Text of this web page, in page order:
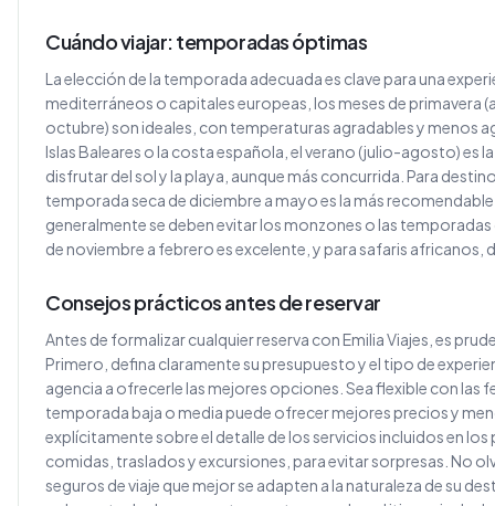
Cuándo viajar: temporadas óptimas
La elección de la temporada adecuada es clave para una
mediterráneos o capitales europeas, los meses de
octubre) son ideales, con temperaturas agradables y menos
Islas Baleares o la costa española, el verano (julio-agosto) es
disfrutar del sol y la playa, aunque más concurrida. Para
temporada seca de diciembre a mayo es la más
generalmente se deben evitar los monzones o las
de noviembre a febrero es excelente, y para safaris africanos,
Consejos prácticos antes de reservar
Antes de formalizar cualquier reserva con Emilia Viajes, es
Primero, defina claramente su presupuesto y el tipo de
agencia a ofrecerle las mejores opciones. Sea flexible con las
temporada baja o media puede ofrecer mejores precios y
explícitamente sobre el detalle de los servicios incluidos en
comidas, traslados y excursiones, para evitar sorpresas. No
seguros de viaje que mejor se adapten a la naturaleza de su